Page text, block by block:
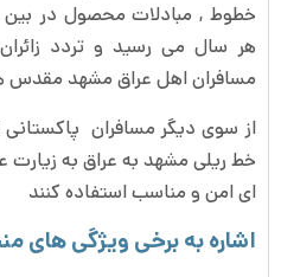
هر سال می رسید و تردد
مسافران اهل عراق مشهد
از سوی دیگر مسافران پاکستانی
خط ریلی مشهد به عراق به زیارت
ای امن و مناسب استفاده کنند
اشاره به برخی ویژگی های